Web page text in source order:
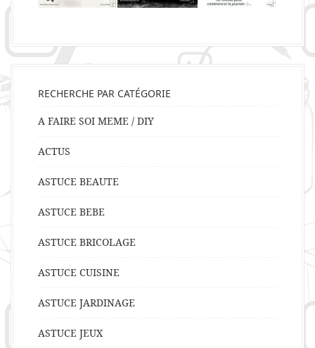
RECHERCHE PAR CATÉGORIE
A FAIRE SOI MEME / DIY
ACTUS
ASTUCE BEAUTE
ASTUCE BEBE
ASTUCE BRICOLAGE
ASTUCE CUISINE
ASTUCE JARDINAGE
ASTUCE JEUX